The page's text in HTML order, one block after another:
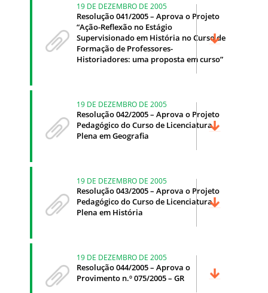
19 DE DEZEMBRO DE 2005
Resolução 041/2005 – Aprova o Projeto
“Ação-Reflexão no Estágio
Supervisionado em História no Curso de
Formação de Professores-
Historiadores: uma proposta em curso”
19 DE DEZEMBRO DE 2005
Resolução 042/2005 – Aprova o Projeto
Pedagógico do Curso de Licenciatura
Plena em Geografia
19 DE DEZEMBRO DE 2005
Resolução 043/2005 – Aprova o Projeto
Pedagógico do Curso de Licenciatura
Plena em História
19 DE DEZEMBRO DE 2005
Resolução 044/2005 – Aprova o
Provimento n.º 075/2005 – GR